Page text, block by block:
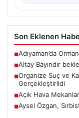
Son Eklenen
■Adıyaman’da
■Altay Bayındır
■Organize Suç ve
Gerçekleştirildi
■Açık Hava
■Aysel Özgan,